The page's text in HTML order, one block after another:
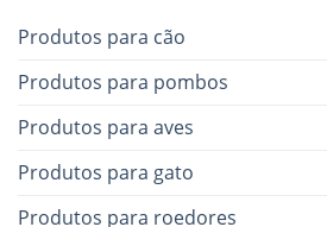
Produtos para cão
Produtos para pombos
Produtos para aves
Produtos para gato
Produtos para roedores